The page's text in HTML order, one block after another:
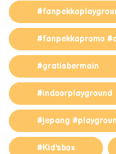
#fanpekkapromo
#gratisbermain
#indoorplayground
#jepang
#Kid'sbox